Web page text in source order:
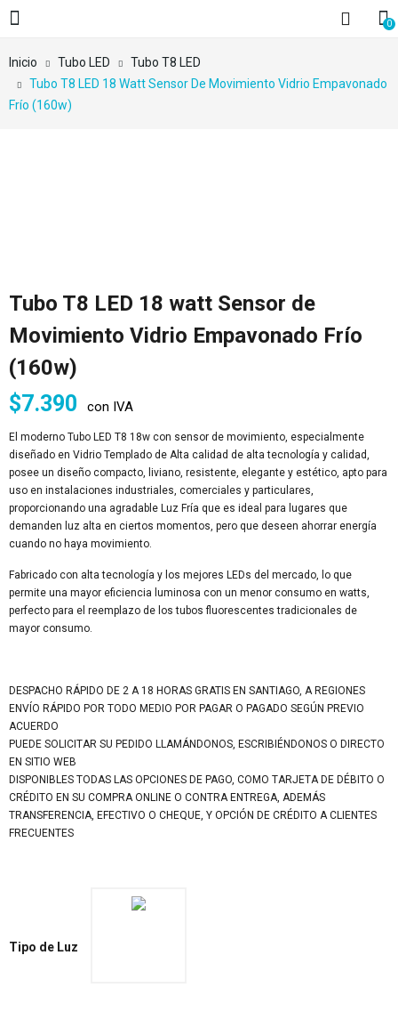
0
Inicio Tubo LED
Tubo T8 LED
Tubo T8 LED 18 Watt Sensor De Movimiento Vidrio Empavonado
Frío (160w)
Tubo T8 LED 18 watt Sensor de
Movimiento Vidrio Empavonado Frío
(160w)
$7.390 con IVA
El moderno Tubo LED T8 18w con sensor de movimiento, especialmente
diseñado en Vidrio Templado de Alta calidad de alta tecnología y calidad,
posee un diseño compacto, liviano, resistente, elegante y estético, apto para
uso en instalaciones industriales, comerciales y particulares,
proporcionando una agradable Luz Fría que es ideal para lugares que
demanden luz alta en ciertos momentos, pero que deseen ahorrar energía
cuando no haya movimiento.
Fabricado con alta tecnología y los mejores LEDs del mercado, lo que
permite una mayor eficiencia luminosa con un menor consumo en watts,
perfecto para el reemplazo de los tubos fluorescentes tradicionales de
mayor consumo.
DESPACHO RÁPIDO DE 2 A 18 HORAS GRATIS EN SANTIAGO, A REGIONES
ENVÍO RÁPIDO POR TODO MEDIO POR PAGAR O PAGADO SEGÚN PREVIO
ACUERDO
PUEDE SOLICITAR SU PEDIDO LLAMÁNDONOS, ESCRIBIÉNDONOS O DIRECTO
EN SITIO WEB
DISPONIBLES TODAS LAS OPCIONES DE PAGO, COMO TARJETA DE DÉBITO O
CRÉDITO EN SU COMPRA ONLINE O CONTRA ENTREGA, ADEMÁS
TRANSFERENCIA, EFECTIVO O CHEQUE, Y OPCIÓN DE CRÉDITO A CLIENTES
FRECUENTES
Tipo de Luz